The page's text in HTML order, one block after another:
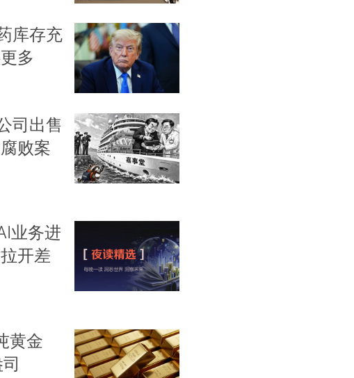
库存充
多
司出售
败案
业务进
开差
黄金